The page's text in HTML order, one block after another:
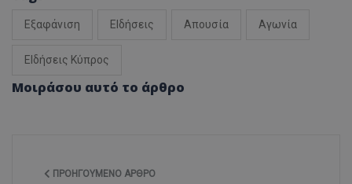
Εξαφάνιση ΕΙδήσεις Απουσία Αγωνία
ΕΙδήσεις Κύπρος
Μοιράσου αυτό το άρθρο
ΠΡΟΗΓΟΎΜΕΝΟ ΆΡΘΡΟ